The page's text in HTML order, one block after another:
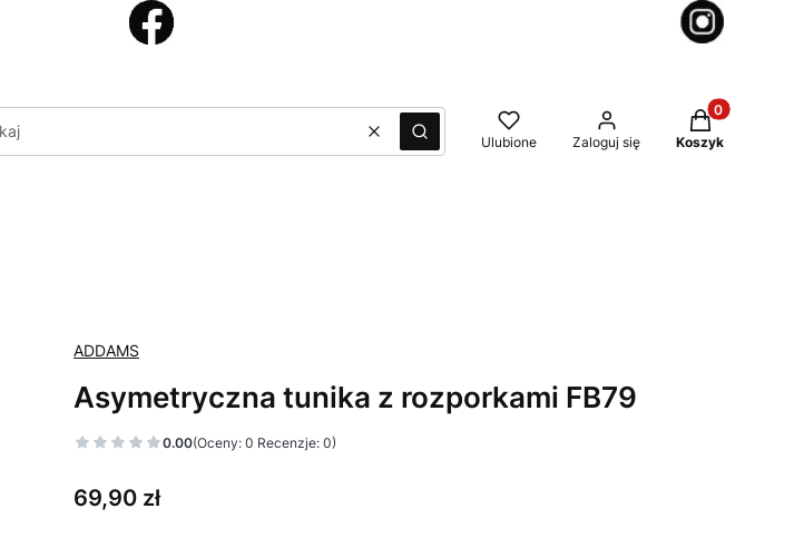
WyczyśćSzukaj Ulubione Zaloguj się
Produkty w
Koszyk
ADDAMS
Asymetryczna tunika z rozporkami FB79
0.00(Oceny: 0 Recenzje: 0)
Cena
69,90 zł